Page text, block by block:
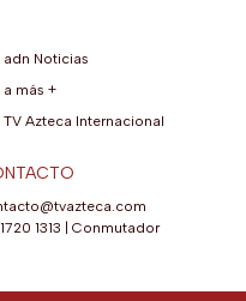
adn Noticias
a más +
TV Azteca Internacional
1313
Conmutador